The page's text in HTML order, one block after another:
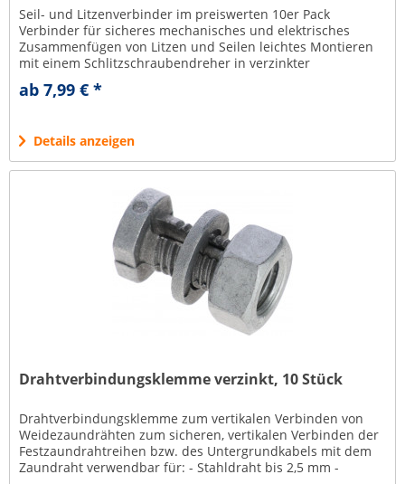
Seil- und Litzenverbinder im preiswerten 10er Pack
Verbinder für sicheres mechanisches und elektrisches
Zusammenfügen von Litzen und Seilen leichtes Montieren
mit einem Schlitzschraubendreher in verzinkter
Ausführung für Litzen bis 2,5...
ab 7,99 € *
Details anzeigen
Drahtverbindungsklemme verzinkt, 10 Stück
Drahtverbindungsklemme zum vertikalen Verbinden von
Weidezaundrähten zum sicheren, vertikalen Verbinden der
Festzaundrahtreihen bzw. des Untergrundkabels mit dem
Zaundraht verwendbar für: - Stahldraht bis 2,5 mm -